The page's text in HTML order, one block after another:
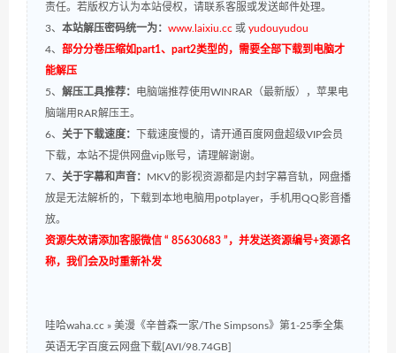
责任。若版权方认为本站侵权，请联系客服或发送邮件处理。
3、 本站解压密码统一为： www.laixiu.cc 或 yudouyudou
4、 部分分卷压缩如part1、part2类型的，需要全部下载到电脑才
能解压
5、 解压工具推荐： 电脑端推荐使用WINRAR（最新版），苹果电
脑端用RAR解压王。
6、 关于下载速度：
下载速度慢的，请开通百度网盘超级VIP会员
下载，本站不提供网盘vip账号，请理解谢谢。
7、 关于字幕和声音： MKV的影视资源都是内封字幕音轨，网盘播
放是无法解析的，下载到本地电脑用potplayer，手机用QQ影音播
放。
资源失效请添加客服微信 “ 85630683 ”，并发送资源编号+资源名
称，我们会及时重新补发
哇哈waha.cc » 美漫《辛普森一家/The Simpsons》第1-25季全集
英语无字百度云网盘下载[AVI/98.74GB]